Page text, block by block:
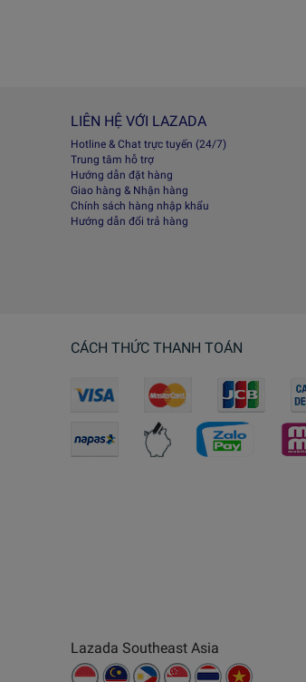
LIÊN HỆ VỚI LAZADA
Hotline & Chat trực tuyến (24/7)
Trung tâm hỗ trợ
Hướng dẫn đặt hàng
Giao hàng & Nhận hàng
Chính sách hàng nhập khẩu
Hướng dẫn đổi trả hàng
CÁCH THỨC THANH TOÁN
Lazada Southeast Asia